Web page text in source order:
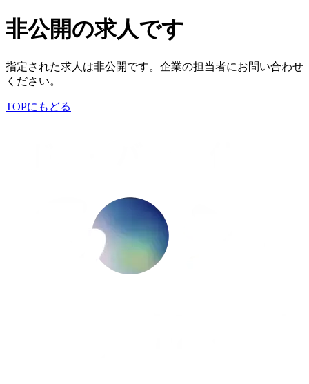
非公開の求人です
指定された求人は非公開です。企業の担当者にお問い合わせ
ください。
TOPにもどる